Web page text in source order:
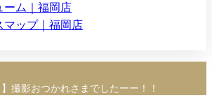
ーム｜福岡店
マップ｜福岡店
撮影おつかれさまでしたーー！！